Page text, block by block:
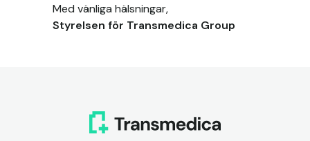
Med vänliga hälsningar,
Styrelsen för Transmedica Group